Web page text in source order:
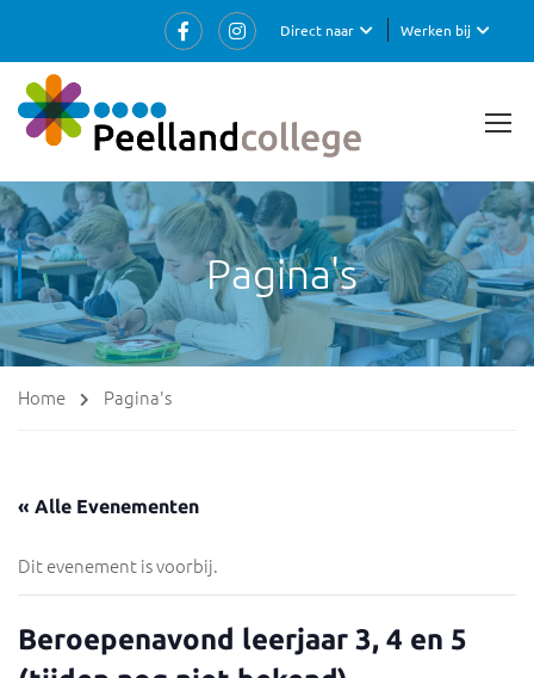
Werken bij
Direct naar
Pagina's
Home Pagina's
« Alle Evenementen
Dit evenement is voorbij.
Beroepenavond leerjaar 3, 4 en 5